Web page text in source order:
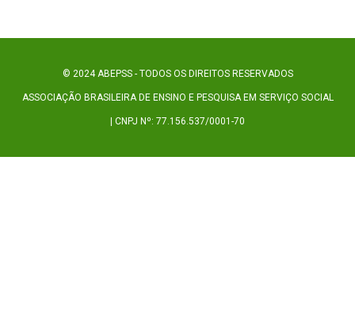
© 2024 ABEPSS - TODOS OS DIREITOS RESERVADOS
ASSOCIAÇÃO BRASILEIRA DE ENSINO E PESQUISA EM SERVIÇO SOCIAL
| CNPJ Nº: 77.156.537/0001-70